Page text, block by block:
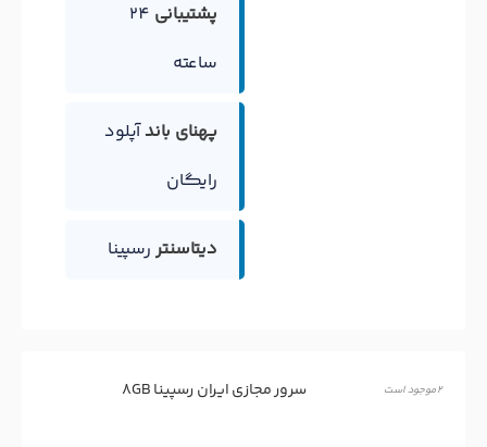
پشتیبانی 24
ساعته
پهنای باندآپلود
رایگان
دیتاسنتر رسپینا
سرور مجازی ایران رسپینا 8GB 2 موجود است